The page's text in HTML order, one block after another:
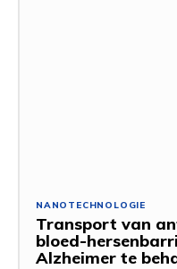
NANOTECHNOLOGIE
Transport van
bloed-
Alzheimer te